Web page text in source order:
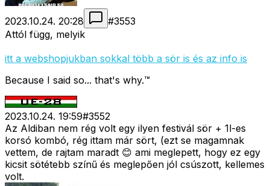
2023.10.24. 20:28 #3553
Attól függ, melyik
itt a webshopjukban sokkal több a sör is és az info is
Because I said so... that's why.™
2023.10.24. 19:59#3552
Az Aldiban nem rég volt egy ilyen festivál sör + 1l-es
korsó kombó, rég ittam már sört, (ezt se magamnak
vettem, de rajtam maradt 😊 ami meglepett, hogy ez egy
kicsit sötétebb színű és meglepően jól csúszott, kellemes
volt.